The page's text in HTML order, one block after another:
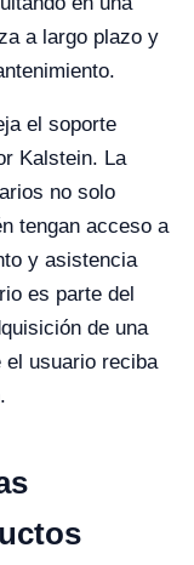
a largo plazo y
el soporte
Kalstein. La
no solo
tengan acceso a
y asistencia
es parte del
de una
el usuario reciba